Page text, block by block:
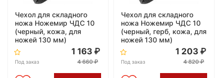
Чехол для складного
ножа Ножемир ЧДС 10
(черный, кожа, для
ножей 130 мм)
Под заказ
1 163
4 660
Чехол для складного
ножа Ножемир ЧДС 10
(черный, герб, кожа, для
ножей 130 мм)
Под заказ
1 203
4 820